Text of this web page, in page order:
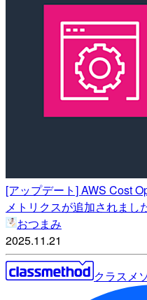
[アップデート] AWS Cost
メトリクスが追加されまし
おつまみ
2025.11.21
クラスメ